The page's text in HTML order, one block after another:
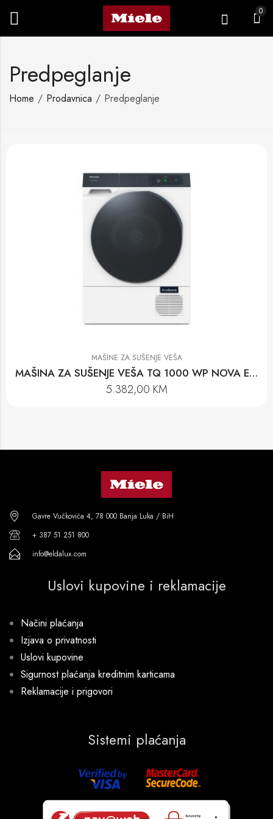
0
Predpeglanje
Home Prodavnica Predpeglanje
MAŠINE ZA SUŠENJE VEŠA
MAŠINA ZA SUŠENJE VEŠA TQ 1000 WP NOVA EDITION
5.382,00 KM
Gavre Vučkovića 4, 78 000 Banja Luka / BiH
+ 387 51 251 800
info@eldalux.com
Uslovi kupovine i reklamacije
Načini plaćanja
Izjava o privatnosti
Uslovi kupovine
Sigurnost plaćanja kreditnim karticama
Reklamacije i prigovori
Sistemi plaćanja